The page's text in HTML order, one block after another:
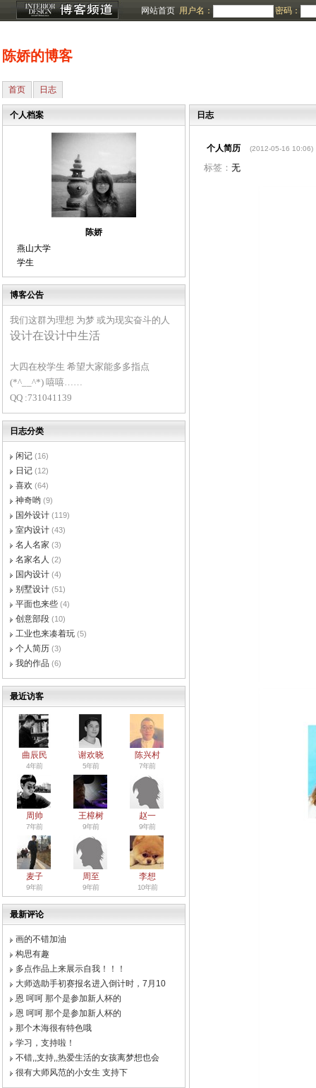
网站首页 用户名： 密码：
陈娇的博客
首页 日志
个人档案
陈娇
燕山大学
学生
博客公告
我们这群为理想 为梦 或为现实奋斗的人
设计在设计中生活
大四在校学生 希望大家能多多指点
(*^__^*) 嘻嘻……
QQ :731041139
日志分类
闲记 (16)
日记 (12)
喜欢 (64)
神奇哟 (9)
国外设计 (119)
室内设计 (43)
名人名家 (3)
名家名人 (2)
国内设计 (4)
别墅设计 (51)
平面也来些 (4)
创意部段 (10)
工业也来凑着玩 (5)
个人简历 (3)
我的作品 (6)
最近访客
曲辰民
4年前
谢欢晓
5年前
陈兴村
7年前
周帅
7年前
王樟树
9年前
赵一
9年前
麦子
9年前
周至
9年前
李想
10年前
最新评论
画的不错加油
构思有趣
多点作品上来展示自我！！！
大师选助手初赛报名进入倒计时，7月10
恩 呵呵 那个是参加新人杯的
恩 呵呵 那个是参加新人杯的
那个木海很有特色哦
学习，支持啦！
不错,,支持,,热爱生活的女孩离梦想也会
很有大师风范的小女生 支持下
日志
个人简历 (2012-05-16 10:06)
标签： 无